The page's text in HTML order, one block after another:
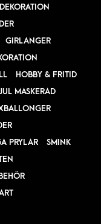
DEKORATION
GIRLANGER
HOBBY & FRITID
MASKERAD
PRYLAR
SMINK